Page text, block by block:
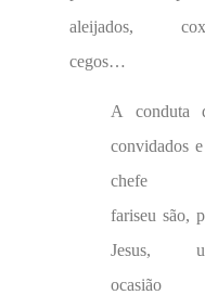
aleijados,
cegos…
A conduta
convidados
chefe
fariseu são,
Jesus,
ocasião